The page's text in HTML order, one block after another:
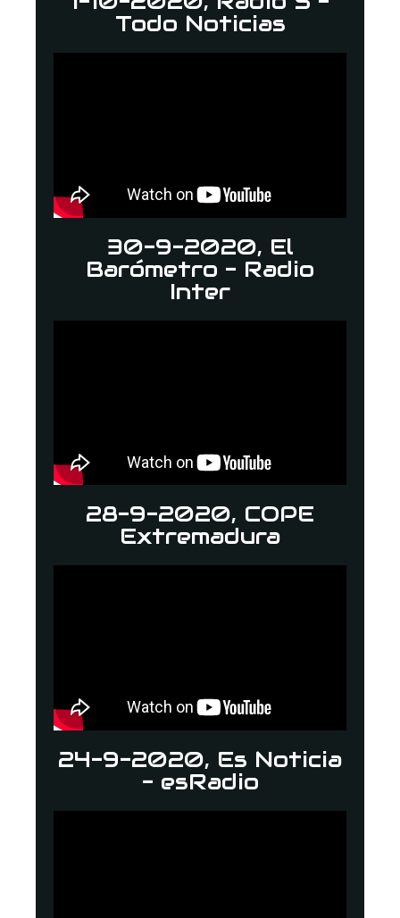
Todo Noticias
30-9-2020, El
Barómetro - Radio
Inter
28-9-2020, COPE
Extremadura
24-9-2020, Es Noticia
- esRadio